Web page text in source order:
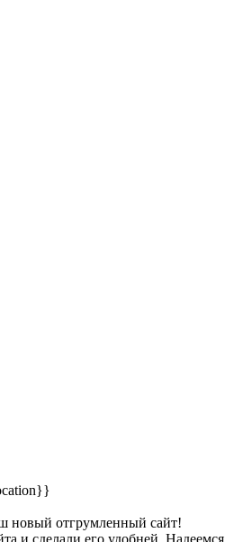
новый отгрумленный сайт!